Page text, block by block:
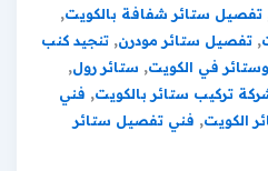
ستائر شفافة بالكويت,
تفصيل ستائر مودرن,تنجيد كنب
في الكويت,ستائر رول,
تركيب ستائر بالكويت,فني
الكويت,فني تفصيل ستائر